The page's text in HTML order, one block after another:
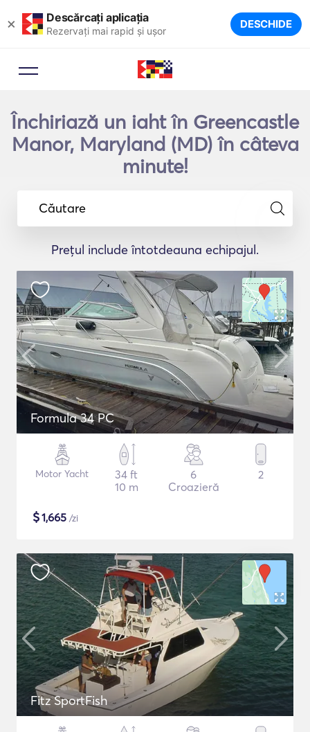
× Descărcați aplicația
Rezervați mai rapid și ușor DESCHIDE
Închiriază un iaht în Greencastle
Manor, Maryland (MD) în câteva
minute!
Căutare
Prețul include întotdeauna echipajul.
Formula 34 PC
Motor Yacht
34 ft
10 m
6
Croazieră
2
$1,665 /zi
Fitz SportFish